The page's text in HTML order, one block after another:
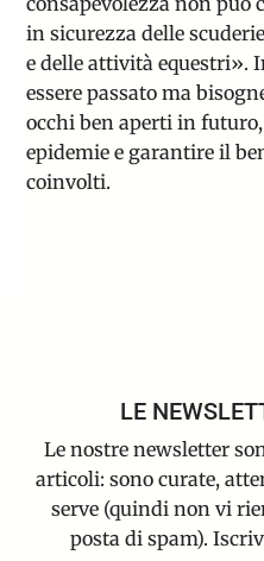
in sicurezza delle
e delle attività equestri».
essere passato ma
occhi ben aperti in
epidemie e garantire il
coinvolti.
LE
Le nostre newsletter
articoli: sono curate,
serve (quindi non vi
posta di spam).